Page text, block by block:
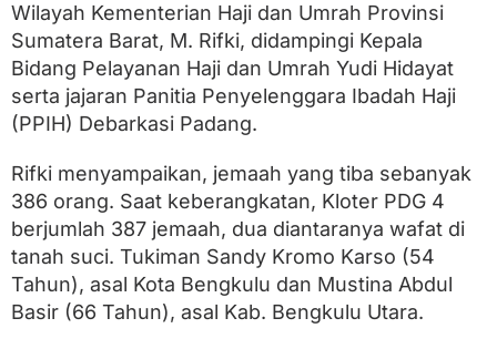
i
b
a
d
i
B
,
D
a
d
n
Wilayah Kementerian Haji dan Umrah Provinsi
Sumatera Barat, M. Rifki, didampingi Kepala
Bidang Pelayanan Haji dan Umrah Yudi Hidayat
serta jajaran Panitia Penyelenggara Ibadah Haji
(PPIH) Debarkasi Padang.
Rifki menyampaikan, jemaah yang tiba sebanyak
386 orang. Saat keberangkatan, Kloter PDG 4
berjumlah 387 jemaah, dua diantaranya wafat di
tanah suci. Tukiman Sandy Kromo Karso (54
Tahun), asal Kota Bengkulu dan Mustina Abdul
Basir (66 Tahun), asal Kab. Bengkulu Utara.